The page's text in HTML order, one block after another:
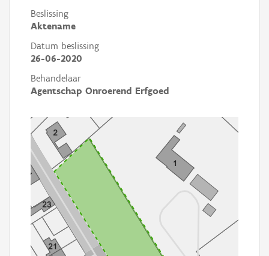
Beslissing
Aktename
Datum beslissing
26-06-2020
Behandelaar
Agentschap Onroerend Erfgoed